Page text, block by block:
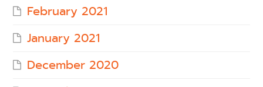
February 2021
January 2021
December 2020